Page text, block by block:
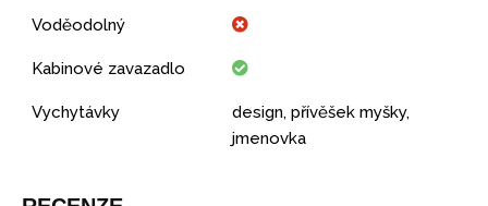
Voděodolný
Kabinové zavazadlo
Vychytávky
design, přívěšek myšky,
jmenovka